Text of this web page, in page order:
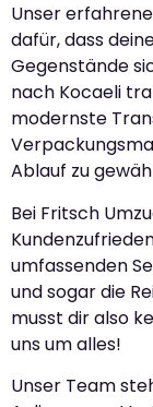
Unser
dafür, dass
Gegenstände
nach Kocaeli
modernste
Ablauf zu
Bei Fritsch
umfassenden
und sogar die
musst dir also
uns um alles!
Unser Team